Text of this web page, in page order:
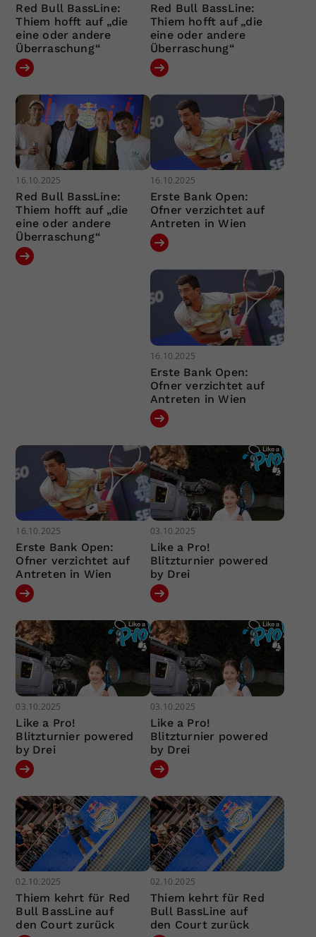
Red Bull BassLine:
Thiem hofft auf „die
eine oder andere
Überraschung“
Red Bull BassLine:
Thiem hofft auf „die
eine oder andere
Überraschung“
16.10.2025
Red Bull BassLine:
Thiem hofft auf „die
eine oder andere
Überraschung“
16.10.2025
Erste Bank Open:
Ofner verzichtet auf
Antreten in Wien
16.10.2025
Erste Bank Open:
Ofner verzichtet auf
Antreten in Wien
16.10.2025
Erste Bank Open:
Ofner verzichtet auf
Antreten in Wien
03.10.2025
Like a Pro!
Blitzturnier powered
by Drei
03.10.2025
Like a Pro!
Blitzturnier powered
by Drei
03.10.2025
Like a Pro!
Blitzturnier powered
by Drei
02.10.2025
Thiem kehrt für Red
Bull BassLine auf
den Court zurück
02.10.2025
Thiem kehrt für Red
Bull BassLine auf
den Court zurück